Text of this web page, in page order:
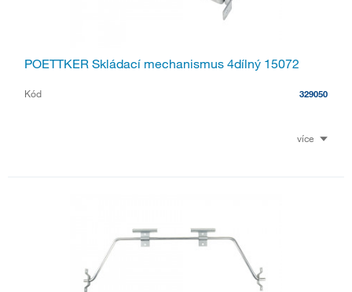
POETTKER Skládací mechanismus 4dílný 15072
Kód 329050
více